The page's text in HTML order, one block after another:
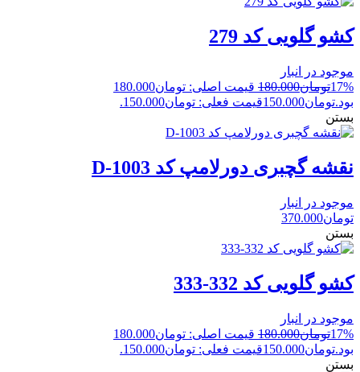
کشو گلویی کد 279
موجود در انبار
17%تومان180.000
قیمت اصلی: تومان180.000
بود.تومان150.000قیمت فعلی: تومان150.000.
بستن
نقشه گچبری دورلامپ کد D-1003
موجود در انبار
تومان370.000
بستن
کشو گلویی کد 332-333
موجود در انبار
17%تومان180.000
قیمت اصلی: تومان180.000
بود.تومان150.000قیمت فعلی: تومان150.000.
بستن